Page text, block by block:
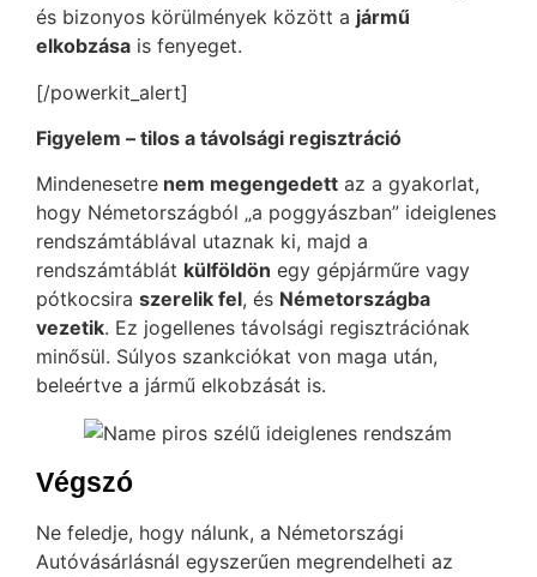
és bizonyos körülmények között a jármű
elkobzása is fenyeget.
[/powerkit_alert]
Figyelem – tilos a távolsági regisztráció
Mindenesetre nem megengedett az a gyakorlat,
hogy Németországból „a poggyászban” ideiglenes
rendszámtáblával utaznak ki, majd a
rendszámtáblát külföldön egy gépjárműre vagy
pótkocsira szerelik fel, és Németországba
vezetik. Ez jogellenes távolsági regisztrációnak
minősül. Súlyos szankciókat von maga után,
beleértve a jármű elkobzását is.
Végszó
Ne feledje, hogy nálunk, a Németországi
Autóvásárlásnál egyszerűen megrendelheti az